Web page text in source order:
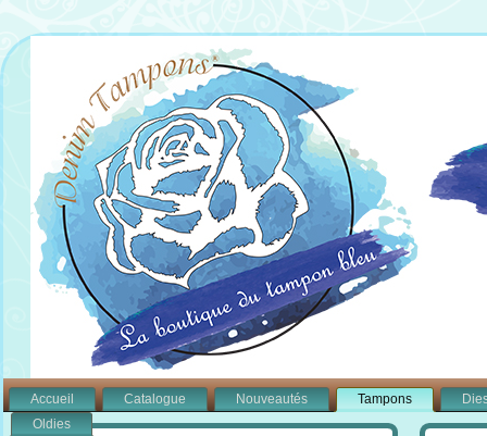
Accueil Catalogue Nouveautés Tampons
Oldies